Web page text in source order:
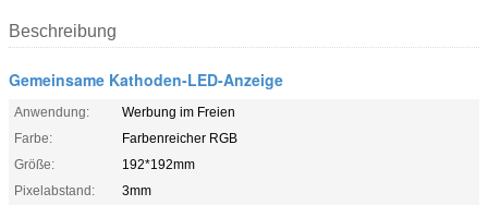
Beschreibung
Gemeinsame Kathoden-LED-Anzeige
Anwendung:
Werbung im Freien
Farbe:
Farbenreicher RGB
Größe:
192*192mm
Pixelabstand:
3mm